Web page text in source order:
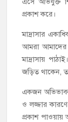
প্রকাশ করে।
মাদ্রাসার
আমরা আমাদের
মাদ্রাসায়
জড়িত থাকেন,
একজন অভিভাবক
ও লজ্জার
প্রকাশ